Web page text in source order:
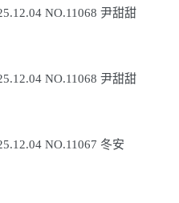
NO.11068 尹甜甜
NO.11068 尹甜甜
NO.11067 冬安